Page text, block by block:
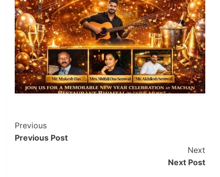
Post
Navigation
Previous
Previous Post
Next
Next Post